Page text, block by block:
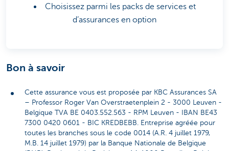
Choisissez parmi les packs de services et
d’assurances en option
Bon à savoir
Cette assurance vous est proposée par KBC Assurances SA
– Professor Roger Van Overstraetenplein 2 - 3000 Leuven -
Belgique TVA BE 0403.552.563 - RPM Leuven - IBAN BE43
7300 0420 0601 - BIC KREDBEBB. Entreprise agréée pour
toutes les branches sous le code 0014 (A.R. 4 juillet 1979,
M.B. 14 juillet 1979) par la Banque Nationale de Belgique